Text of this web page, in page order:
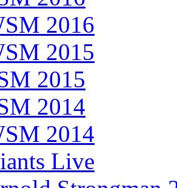
2016
2015
2015
2014
2014
Live